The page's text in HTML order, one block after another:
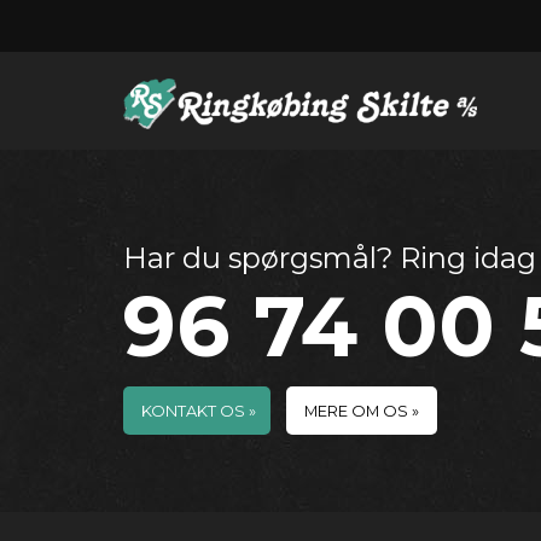
Har du spørgsmål? Ring
96 74 00
MERE OM OS »
KONTAKT OS »